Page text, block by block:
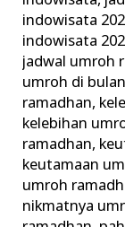
indowisata
indowisata
jadwal umroh
umroh di
ramadhan,
kelebihan
ramadhan,
keutamaan
umroh
nikmatnya